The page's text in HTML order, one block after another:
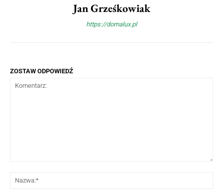
Jan Grześkowiak
https://domalux.pl
ZOSTAW ODPOWIEDŹ